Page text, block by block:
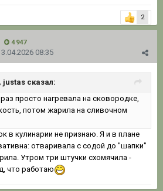
2
4 947
08:35
justas сказал:
просто нагревала на сковородке,
потом жарила на сливочном
в кулинарии не признаю. Я и в плане
отваривала с содой до "шапки"
Утром три штучки схомячила -
что работаю